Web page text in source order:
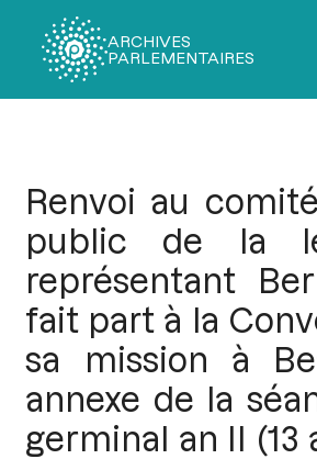
ARCHIVES
PARLEMENTAIRES
Renvoi au
public de la
représentant
fait part à la
sa mission à
annexe de la
germinal an II (13